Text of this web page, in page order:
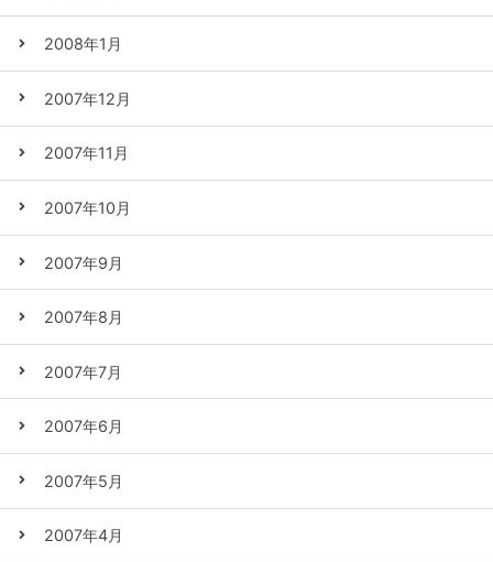
2008年1月
2007年12月
2007年11月
2007年10月
2007年9月
2007年8月
2007年7月
2007年6月
2007年5月
2007年4月